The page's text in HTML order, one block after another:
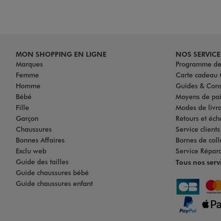
MON SHOPPING EN LIGNE
Marques
Femme
Homme
Bébé
Fille
Garçon
Chaussures
Bonnes Affaires
Exclu web
Guide des tailles
Guide chaussures bébé
Guide chaussures enfant
NOS
Programme
Carte cadeau
Guides &
Moyens de
Modes de
Retours et
Service
Bornes de
Service
Tous nos